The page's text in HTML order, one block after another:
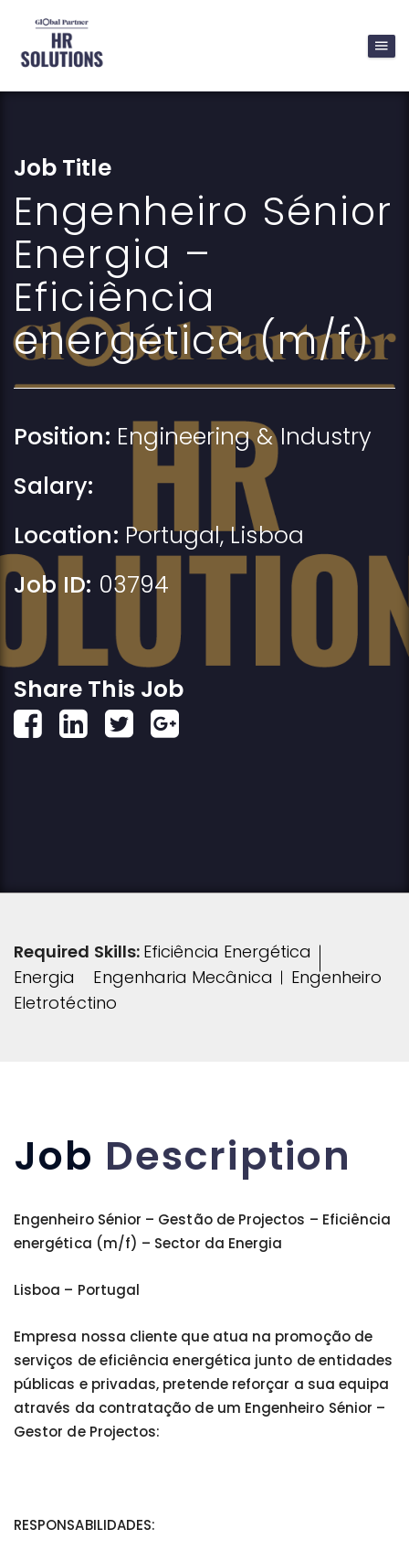
Job Title
Engenheiro Sénior
Energia –
Eficiência
energética (m/f)
Position: Engineering & Industry
Salary:
Location: Portugal,Lisboa
Job ID: 03794
Share This Job
Required Skills: Eficiência Energética
Energia
Engenharia Mecânica
Engenheiro
Eletrotéctino
Job Description
Engenheiro Sénior – Gestão de Projectos – Eficiência
energética (m/f) – Sector da Energia
Lisboa – Portugal
Empresa nossa cliente que atua na promoção de
serviços de eficiência energética junto de entidades
públicas e privadas, pretende reforçar a sua equipa
através da contratação de um Engenheiro Sénior –
Gestor de Projectos:
RESPONSABILIDADES: